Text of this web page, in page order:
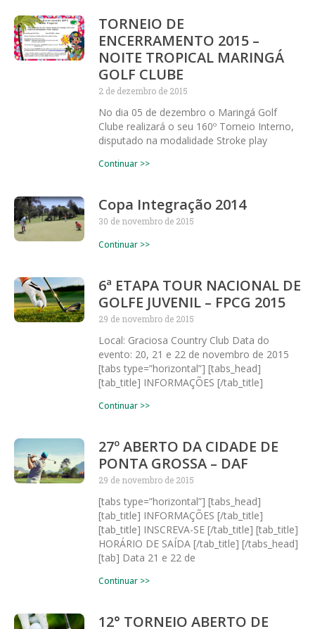
TORNEIO DE
ENCERRAMENTO 2015 –
NOITE TROPICAL MARINGÁ
GOLF CLUBE
2 de dezembro de 2015
No dia 05 de dezembro o Maringá Golf
Clube realizará o seu 160º Torneio Interno,
disputado na modalidade Stroke play
Continuar >>
Copa Integração 2014
30 de novembro de 2015
Continuar >>
6ª ETAPA TOUR NACIONAL DE
GOLFE JUVENIL – FPCG 2015
29 de novembro de 2015
Local: Graciosa Country Club Data do
evento: 20, 21 e 22 de novembro de 2015
[tabs type=”horizontal”] [tabs_head]
[tab_title] INFORMAÇÕES [/tab_title]
Continuar >>
27º ABERTO DA CIDADE DE
PONTA GROSSA – DAF
29 de novembro de 2015
[tabs type=”horizontal”] [tabs_head]
[tab_title] INFORMAÇÕES [/tab_title]
[tab_title] INSCREVA-SE [/tab_title] [tab_title]
HORÁRIO DE SAÍDA [/tab_title] [/tabs_head]
[tab] Data 21 e 22 de
Continuar >>
12° TORNEIO ABERTO DE